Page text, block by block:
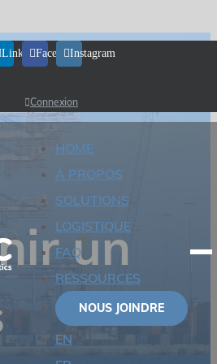
LinkedInFacebookInstagram
Connexion
HOME
À PROPOS
SOLUTIONS
LOGISTIQUE
FAQ
RESSOURCES
NOUS JOINDRE
EN
un